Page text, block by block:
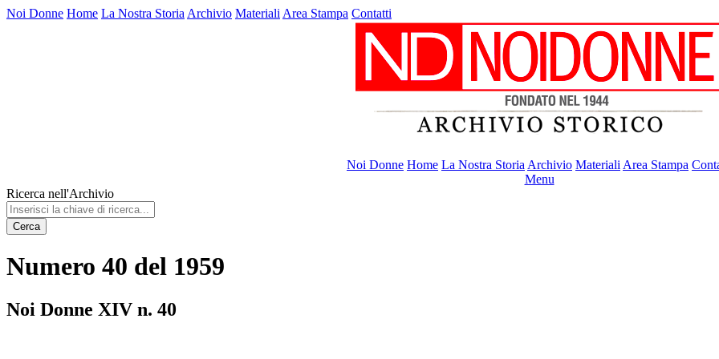
Noi Donne Home La Nostra Storia Archivio Materiali Area Stampa Contatti
Noi Donne Home La Nostra Storia Archivio Materiali Area Stampa
Menu
Ricerca nell'Archivio
Cerca
Numero 40 del 1959
Noi Donne XIV n. 40